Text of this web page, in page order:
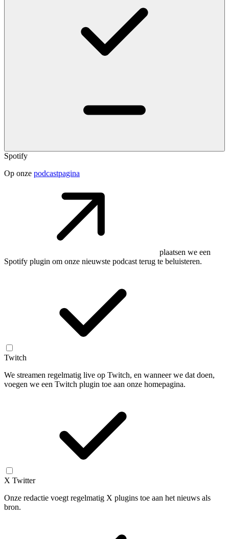
Spotify
Op onze podcastpagina
plaatsen we een
Spotify plugin om onze nieuwste podcast terug te beluisteren.
Twitch
We streamen regelmatig live op Twitch, en wanneer we dat doen,
voegen we een Twitch plugin toe aan onze homepagina.
X Twitter
Onze redactie voegt regelmatig X plugins toe aan het nieuws als
bron.